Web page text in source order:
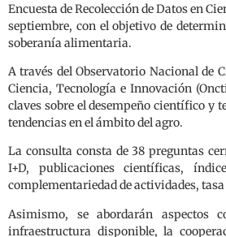
Encuesta de Recolección de Datos en
septiembre, con el objetivo de
soberanía alimentaria.
A través del Observatorio Nacional de
Ciencia, Tecnología e Innovación
claves sobre el desempeño científico y
tendencias en el ámbito del agro.
La consulta consta de 38 preguntas
I+D, publicaciones científicas,
complementariedad de actividades,
Asimismo, se abordarán aspectos
infraestructura disponible, la